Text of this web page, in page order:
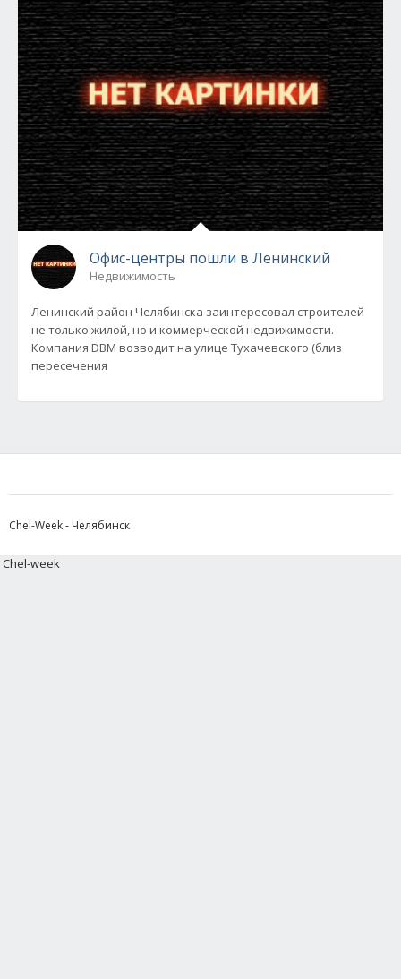
Офис-центры пошли в Ленинский
Недвижимость
Ленинский район Челябинска заинтересовал строителей
не только жилой, но и коммерческой недвижимости.
Компания DBM возводит на улице Тухачевского (близ
пересечения
Chel-Week - Челябинск
Chel-week